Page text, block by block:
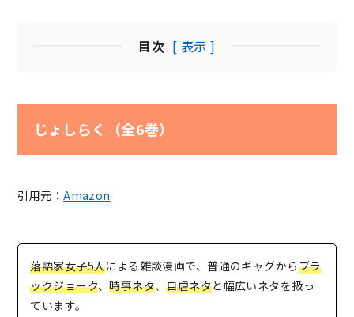
目次 [ 表示 ]
じょしらく（全6巻）
引用元：Amazon
落語家女子5人による雑談漫画で、普通のギャグからブラ
ックジョーク、時事ネタ、自虐ネタと幅広いネタを扱っ
ています。